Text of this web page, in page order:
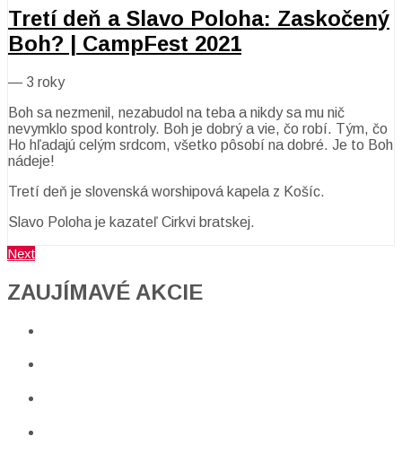
Tretí deň a Slavo Poloha: Zaskočený
Boh? | CampFest 2021
— 3 roky
Boh sa nezmenil, nezabudol na teba a nikdy sa mu nič
nevymklo spod kontroly. Boh je dobrý a vie, čo robí. Tým, čo
Ho hľadajú celým srdcom, všetko pôsobí na dobré. Je to Boh
nádeje!
Tretí deň je slovenská worshipová kapela z Košíc.
Slavo Poloha je kazateľ Cirkvi bratskej.
Next
ZAUJÍMAVÉ AKCIE​